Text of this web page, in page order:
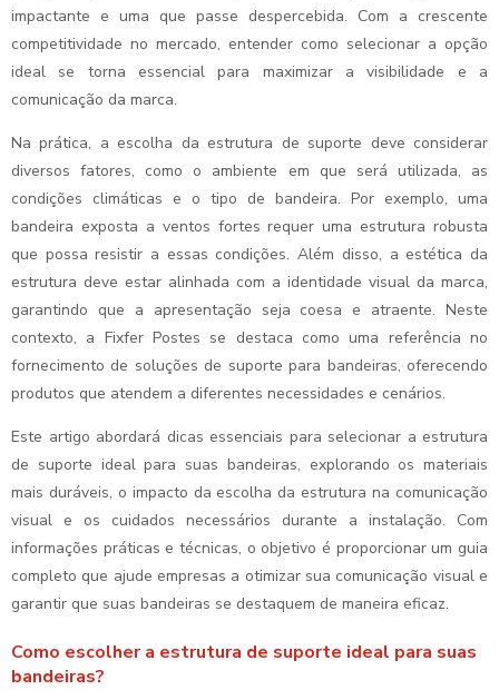
impactante e uma que passe despercebida. Com a crescente
competitividade no mercado, entender como selecionar a opção
ideal se torna essencial para maximizar a visibilidade e a
comunicação da marca.
Na prática, a escolha da estrutura de suporte deve considerar
diversos fatores, como o ambiente em que será utilizada, as
condições climáticas e o tipo de bandeira. Por exemplo, uma
bandeira exposta a ventos fortes requer uma estrutura robusta
que possa resistir a essas condições. Além disso, a estética da
estrutura deve estar alinhada com a identidade visual da marca,
garantindo que a apresentação seja coesa e atraente. Neste
contexto, a Fixfer Postes se destaca como uma referência no
fornecimento de soluções de suporte para bandeiras, oferecendo
produtos que atendem a diferentes necessidades e cenários.
Este artigo abordará dicas essenciais para selecionar a estrutura
de suporte ideal para suas bandeiras, explorando os materiais
mais duráveis, o impacto da escolha da estrutura na comunicação
visual e os cuidados necessários durante a instalação. Com
informações práticas e técnicas, o objetivo é proporcionar um guia
completo que ajude empresas a otimizar sua comunicação visual e
garantir que suas bandeiras se destaquem de maneira eficaz.
Como escolher a estrutura de suporte ideal para suas
bandeiras?